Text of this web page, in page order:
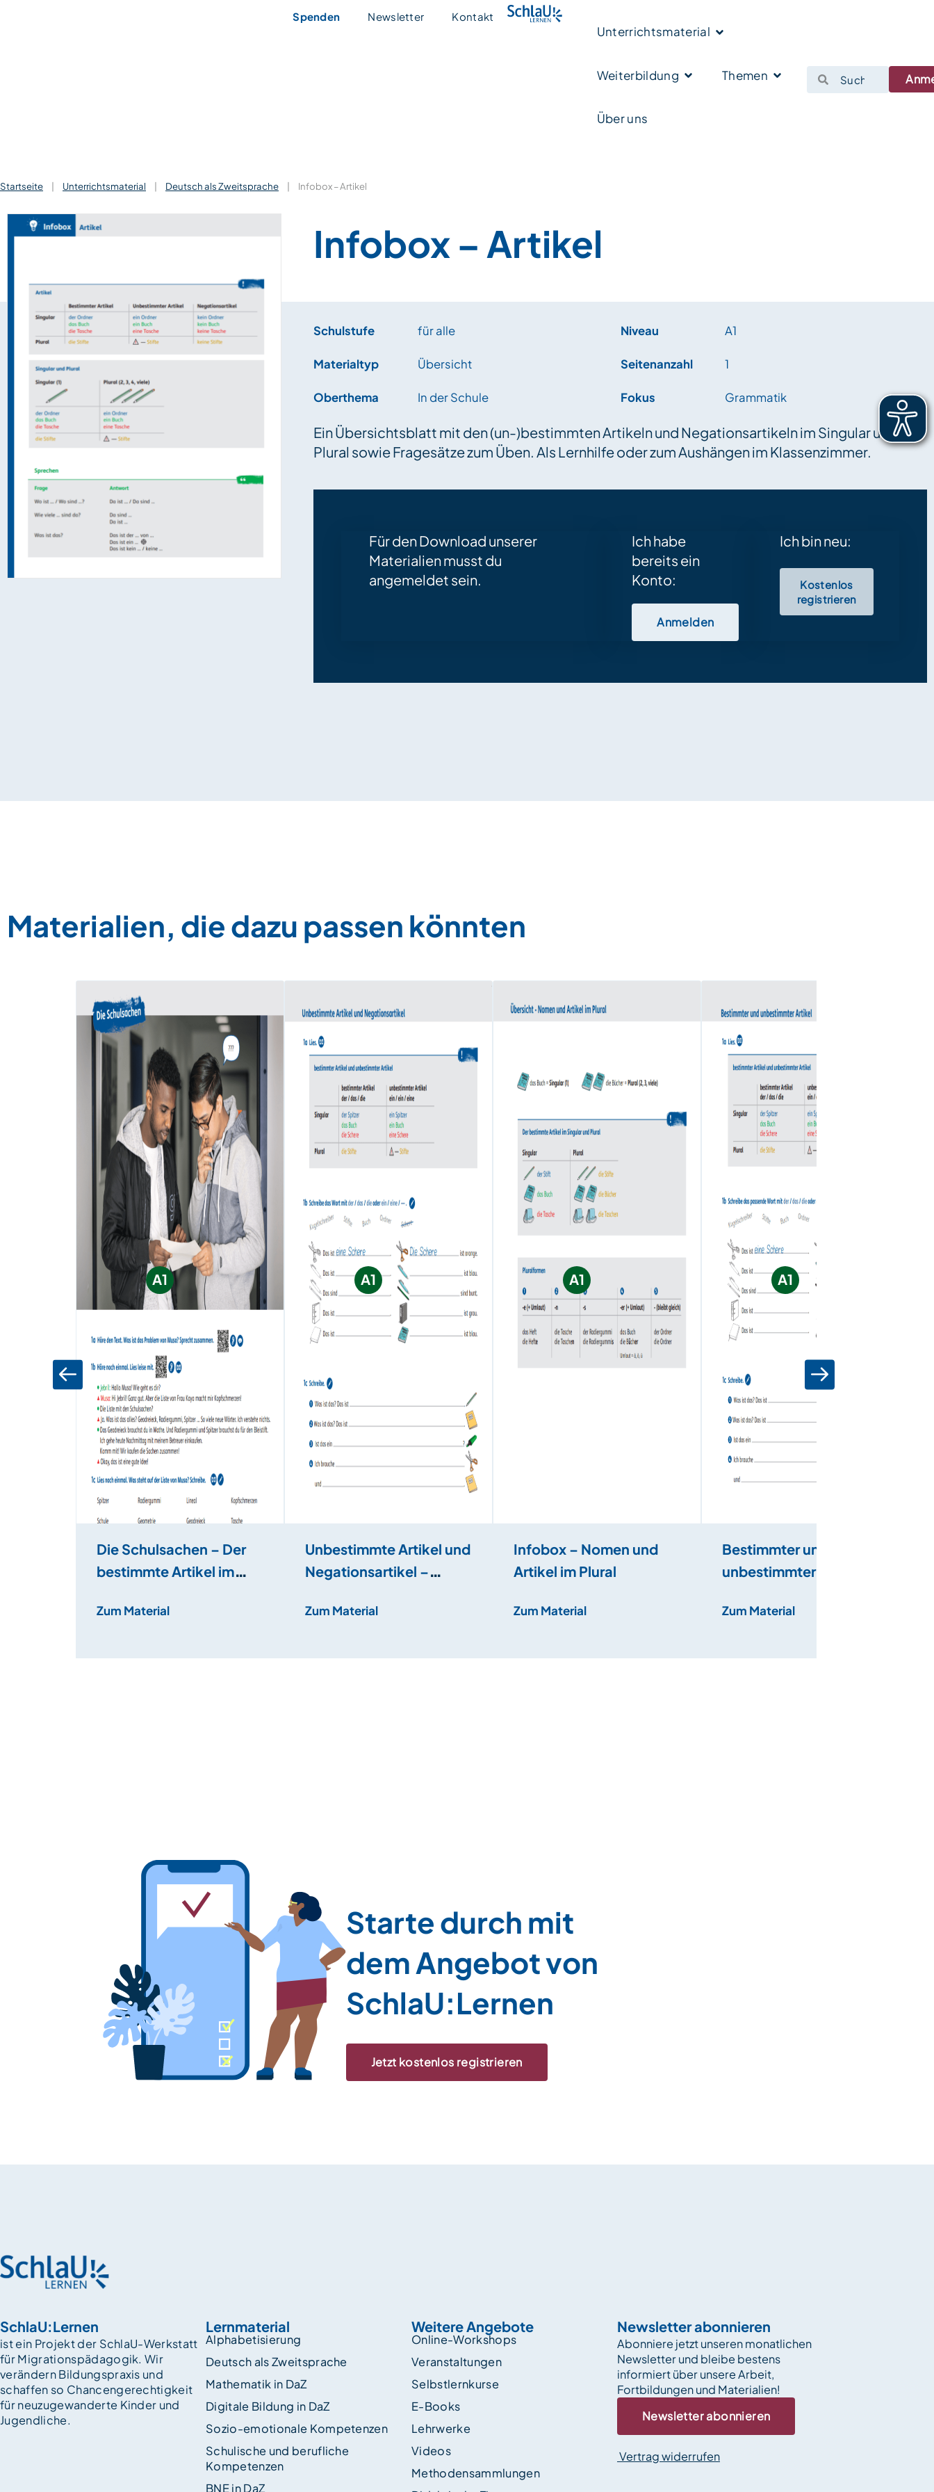
Spenden Newsletter Kontakt
Unterrichtsmaterial
Weiterbildung Themen
Über uns
Startseite | Unterrichtsmaterial | Deutsch als Zweitsprache | Infobox – Artikel
Infobox – Artikel
Schulstufe für alle
Materialtyp Übersicht
Oberthema In der Schule
Niveau A1
Seitenanzahl 1
Fokus Grammatik
Ein Übersichtsblatt mit den (un-)bestimmten Artikeln und Negationsartikeln im Singular und
Plural sowie Fragesätze zum Üben. Als Lernhilfe oder zum Aushängen im Klassenzimmer.
Für den Download unserer
Materialien musst du
angemeldet sein.
Ich habe
bereits ein
Konto:
Anmelden
Ich bin neu:
Kostenlos
registrieren
Materialien, die dazu passen könnten
A1
Die Schulsachen – Der
bestimmte Artikel im
Zum Material
A1
Unbestimmte Artikel und
Negationsartikel –
Zum Material
A1
Infobox – Nomen und
Artikel im Plural
Zum Material
A1
Bestimmter und
unbestimmter Artikel –
Zum Material
Starte durch mit
dem Angebot von
SchlaU:Lernen
Jetzt kostenlos registrieren
SchlaU:Lernen
ist ein Projekt der SchlaU-Werkstatt
für Migrationspädagogik. Wir
verändern Bildungspraxis und
schaffen so Chancen­gerechtigkeit
für neuzugewanderte Kinder und
Jugendliche.
Lernmaterial
Alphabetisierung
Deutsch als Zweitsprache
Mathematik in DaZ
Digitale Bildung in DaZ
Sozio-emotionale Kompetenzen
Schulische und berufliche
Kompetenzen
BNE in DaZ
Weitere Angebote
Online-Workshops
Veranstaltungen
Selbstlernkurse
E-Books
Lehrwerke
Videos
Methodensammlungen
Newsletter abonnieren
Abonniere jetzt unseren monatlichen
Newsletter und bleibe bestens
informiert über unsere Arbeit,
Fortbildungen und Materialien!
Newsletter abonnieren
Vertrag widerrufen